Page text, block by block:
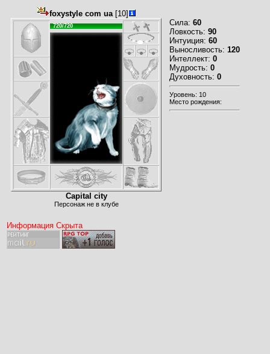
foxystyle com ua[10]
720/720
Capital city
Персонаж не в клубе
Сила: 60
Ловкость: 90
Интуиция: 60
Выносливость: 120
Интеллект: 0
Мудрость: 0
Духовность: 0
Уровень: 10
Место рождения:
Информация Скрыта